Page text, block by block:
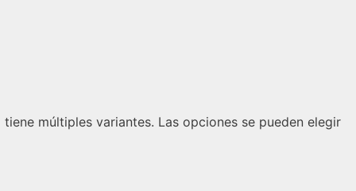
múltiples variantes. Las opciones se pueden elegir